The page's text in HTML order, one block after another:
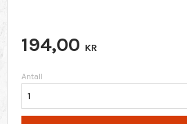
194,00 KR
Antall